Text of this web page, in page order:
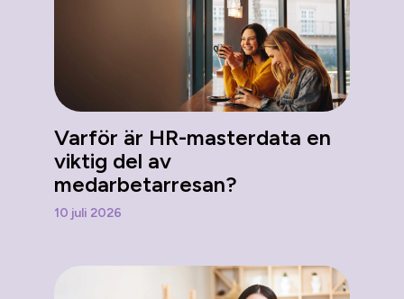
Varför är HR-masterdata en
viktig del av
medarbetarresan?
10 juli 2026